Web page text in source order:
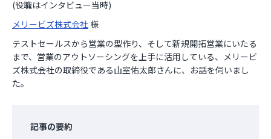
(役職はインタビュー当時)
メリービズ株式会社 様
テストセールスから営業の型作り、そして新規開拓営業にいたる
まで、営業のアウトソーシングを上手に活用している、メリービ
ズ株式会社の取締役である山室佑太郎さんに、お話を伺いまし
た。
記事の要約